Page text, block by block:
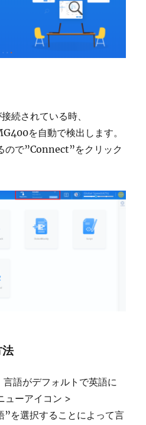
続されている時、
を自動で検出します。
ので”Connect”をクリック
法
語がデフォルトで英語に
ューアイコン >
を選択することによって言